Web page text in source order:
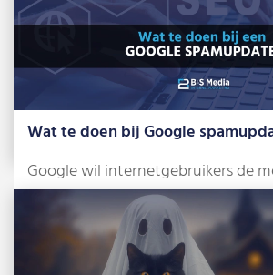
Wat te doen bij Google
Google wil internetgebruikers de
en betrouwbare zoekresultaten
bereiken, […]